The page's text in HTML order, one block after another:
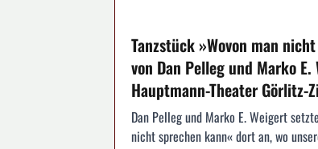
Tanzstück »Wovon man
von Dan Pelleg und Marko
Hauptmann-Theater Görlitz-
Dan Pelleg und Marko E. Weigert
nicht sprechen kann« dort an, wo